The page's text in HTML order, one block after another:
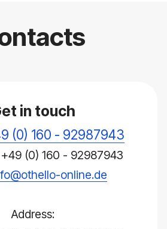
in touch
(0) 160 - 92987943
(0) 160 - 92987943
online.de
Address: